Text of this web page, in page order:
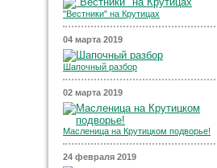
"Вестники" на Крутицах
04 марта 2019
Шапочный разбор
02 марта 2019
Масленица на Крутицком подворье!
24 февраля 2019